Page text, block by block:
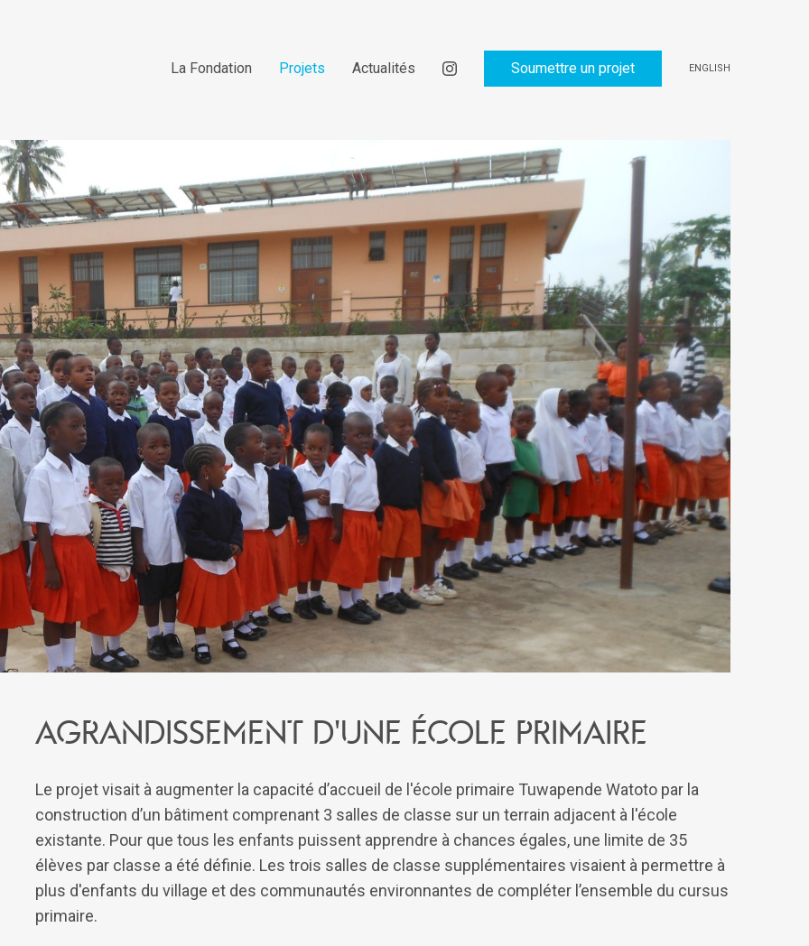
Agrandissement d'une école primaire
Le projet visait à augmenter la capacité d’accueil de l'école primaire Tuwapende Watoto par la
construction d’un bâtiment comprenant 3 salles de classe sur un terrain adjacent à l'école
existante. Pour que tous les enfants puissent apprendre à chances égales, une limite de 35
élèves par classe a été définie. Les trois salles de classe supplémentaires visaient à permettre à
plus d'enfants du village et des communautés environnantes de compléter l’ensemble du cursus
primaire.
La Fondation Projets Actualités Soumettre un projet ENGLISH